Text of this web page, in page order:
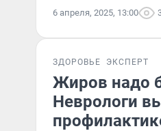
6 апреля, 2025, 13:00
ЗДОРОВЬЕ ЭКСПЕРТ
Жиров надо
Неврологи